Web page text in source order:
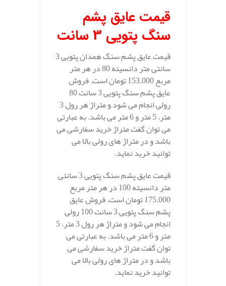
قیمت عایق پشم
سنگ پتویی 3 سانت
قیمت عایق پشم سنگ همدان پتویی 3
سانتی متر دانسیته 80 در هر متر
مربع 153.000 تومان است. فروش
عایق پشم سنگ پتویی 3 سانت 80
رولی انجام می شود و متراژ هر رول 3
متر، 5 متر و 6 متر می باشد. به عبارتی
می توان گفت متراژ خرید سفارشی می
باشد و در متراژ های رولی بالا می
توانید خرید نماید.
قیمت عایق پشم سنگ پتویی 3 سانتی
متر دانسیته 100 در هر متر مربع
175.000 تومان است. فروش عایق
پشم سنگ پتویی 3 سانت 100 رولی
انجام می شود و متراژ هر رول 3 متر، 5
متر و 6 متر می باشد. به عبارتی می
توان گفت متراژ خرید سفارشی می
باشد و در متراژ های رولی بالا می
توانید خرید نماید.